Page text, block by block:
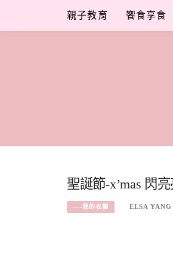
content
親子教育 饗食享食
聖誕節-x’mas 閃
----我的衣櫥 ELSA YANG